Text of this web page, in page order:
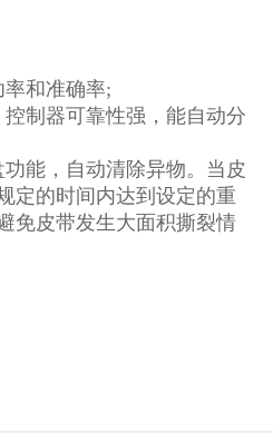
和准确率;
制器可靠性强，能自动分
能，自动清除异物。当皮
定的时间内达到设定的重
免皮带发生大面积撕裂情